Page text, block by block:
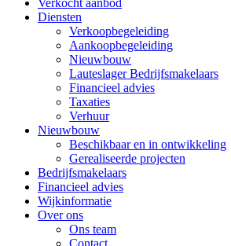
Verkocht aanbod
Diensten
Verkoopbegeleiding
Aankoopbegeleiding
Nieuwbouw
Lauteslager Bedrijfsmakelaars
Financieel advies
Taxaties
Verhuur
Nieuwbouw
Beschikbaar en in ontwikkeling
Gerealiseerde projecten
Bedrijfsmakelaars
Financieel advies
Wijkinformatie
Over ons
Ons team
Contact